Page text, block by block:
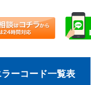
ラーコード一覧表